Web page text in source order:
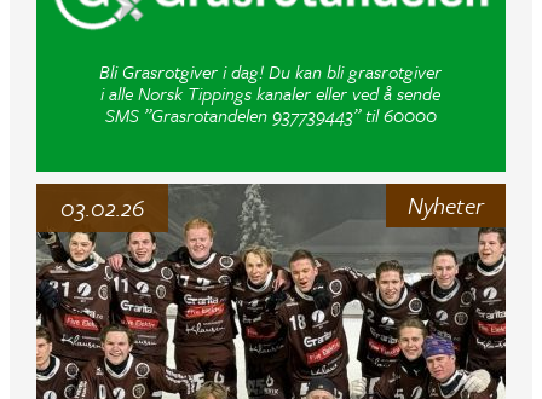
Bli Grasrotgiver i dag! Du kan bli grasrotgiver
i alle Norsk Tippings kanaler eller ved å sende
SMS ”Grasrotandelen 937739443” til 60000
Nyheter
03.02.26